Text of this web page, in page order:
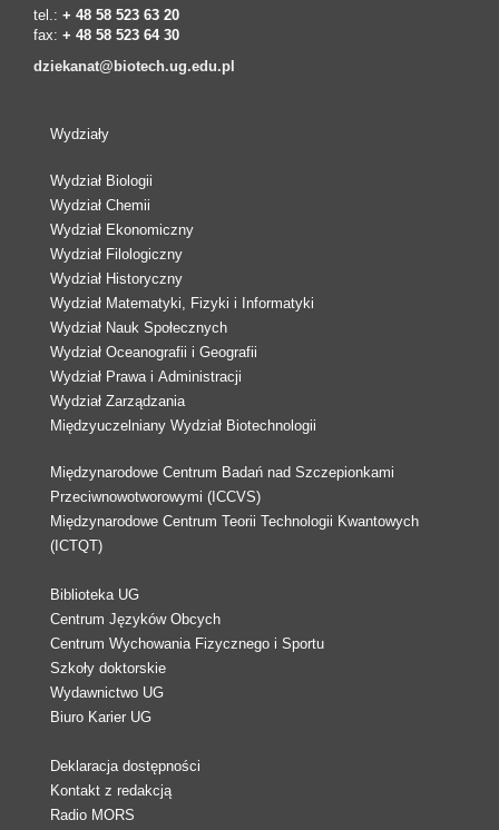
tel.: + 48 58 523 63 20
fax: + 48 58 523 64 30
dziekanat@biotech.ug.edu.pl
Wydziały
Wydział Biologii
Wydział Chemii
Wydział Ekonomiczny
Wydział Filologiczny
Wydział Historyczny
Wydział Matematyki, Fizyki i Informatyki
Wydział Nauk Społecznych
Wydział Oceanografii i Geografii
Wydział Prawa i Administracji
Wydział Zarządzania
Międzyuczelniany Wydział Biotechnologii
Międzynarodowe Centrum Badań nad Szczepionkami
Przeciwnowotworowymi (ICCVS)
Międzynarodowe Centrum Teorii Technologii Kwantowych
(ICTQT)
Biblioteka UG
Centrum Języków Obcych
Centrum Wychowania Fizycznego i Sportu
Szkoły doktorskie
Wydawnictwo UG
Biuro Karier UG
Deklaracja dostępności
Kontakt z redakcją
Radio MORS